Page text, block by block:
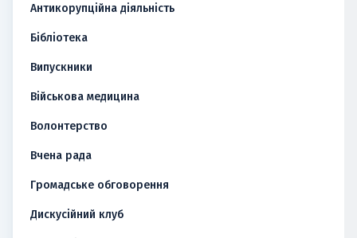
Антикорупційна діяльність
Бібліотека
Випускники
Військова медицина
Волонтерство
Вчена рада
Громадське обговорення
Дискусійний клуб